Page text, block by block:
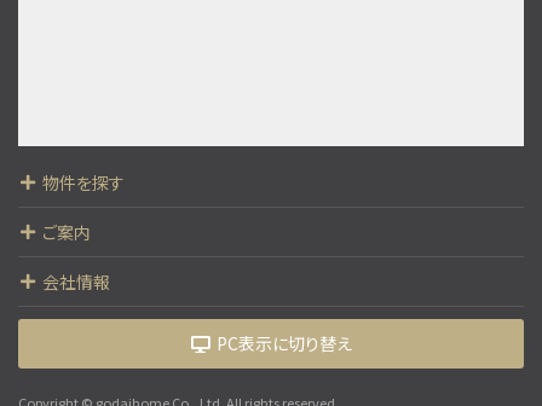
○現地集合、現地解散も可能です ○まずは資料だけ…
物件を探す
ご案内
会社情報
PC表示に切り替え